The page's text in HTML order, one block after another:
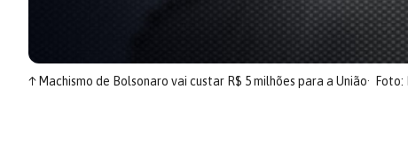
↑Machismo de Bolsonaro vai custar R$ 5 milhões para a União Foto: